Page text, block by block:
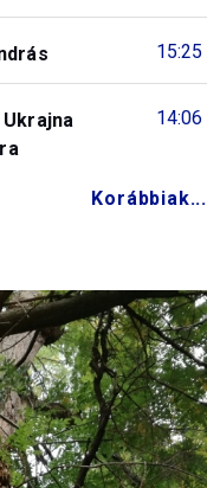
15:25
14:06
Korábbiak...